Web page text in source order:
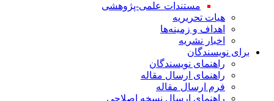
مستندات علمی-پژوهشی
هیات تحریریه
اهداف و زمینه‌ها
اخبار نشریه
برای نویسندگان
راهنمای نویسندگان
راهنمای ارسال مقاله
فرم ارسال مقاله
راهنمای ارسال نسخه اصلاحی